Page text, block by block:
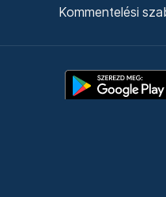
Kommentelési